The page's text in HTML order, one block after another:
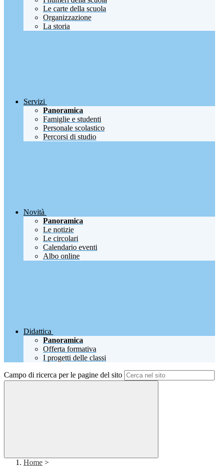
Le carte della scuola
Organizzazione
La storia
Servizi
Panoramica
Famiglie e studenti
Personale scolastico
Percorsi di studio
Novità
Panoramica
Le notizie
Le circolari
Calendario eventi
Albo online
Didattica
Panoramica
Offerta formativa
I progetti delle classi
Campo di ricerca per le pagine del sito
Home >